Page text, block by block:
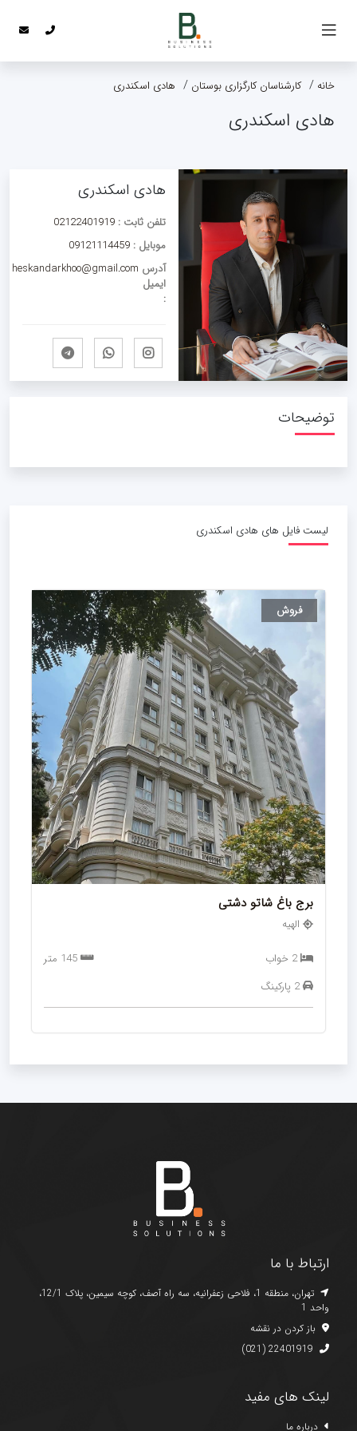
خانه کارشناسان کارگزاری بوستان هادی اسکندری
هادی اسکندری
هادی اسکندری
تلفن ثابت : 02122401919
موبایل : 09121114459
آدرس
ایمیل
:
heskandarkhoo@gmail.com
توضیحات
لیست فایل های هادی اسکندری
فروش
برج باغ شاتو دشتی
الهیه
2 خواب
2 پارکینگ
ارتباط با ما
تهران، منطقه 1، فلاحی زعفرانیه، سه راه آصف، کوچه سیمین، پلاک 12/1،
واحد 1
باز کردن در نقشه
(021) 22401919
لینک های مفید
درباره ما